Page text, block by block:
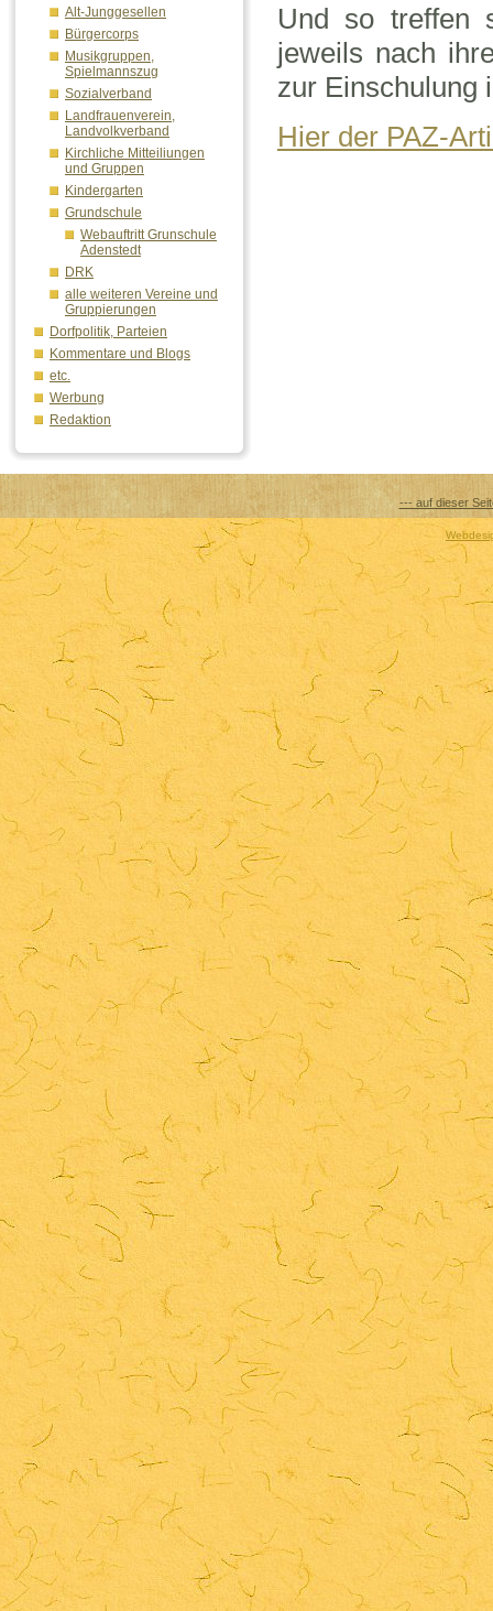
Alt-Junggesellen
Bürgercorps
Musikgruppen,
Spielmannszug
Sozialverband
Landfrauenverein,
Landvolkverband
Kirchliche Mitteiliungen
und Gruppen
Kindergarten
Grundschule
Webauftritt Grunschule
Adenstedt
DRK
alle weiteren Vereine und
Gruppierungen
Dorfpolitik, Parteien
Kommentare und Blogs
etc.
Werbung
Redaktion
Und so treffen
jeweils nach
zur Einschulung
Hier der PAZ-
--- auf dieser